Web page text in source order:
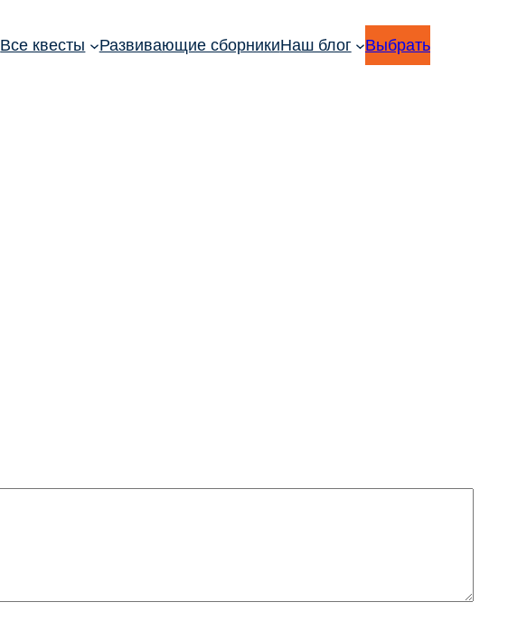
Все квесты Развивающие сборникиНаш блог Выбрать